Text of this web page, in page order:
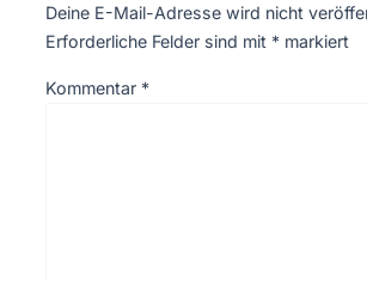
Deine E-Mail-Adresse wird nicht
Erforderliche Felder sind mit * markiert
Kommentar *